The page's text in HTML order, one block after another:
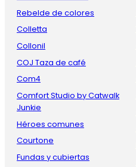
Rebelde de colores
Colletta
Collonil
COJ Taza de café
Com4
Comfort Studio by Catwalk
Junkie
Héroes comunes
Courtone
Fundas y cubiertas